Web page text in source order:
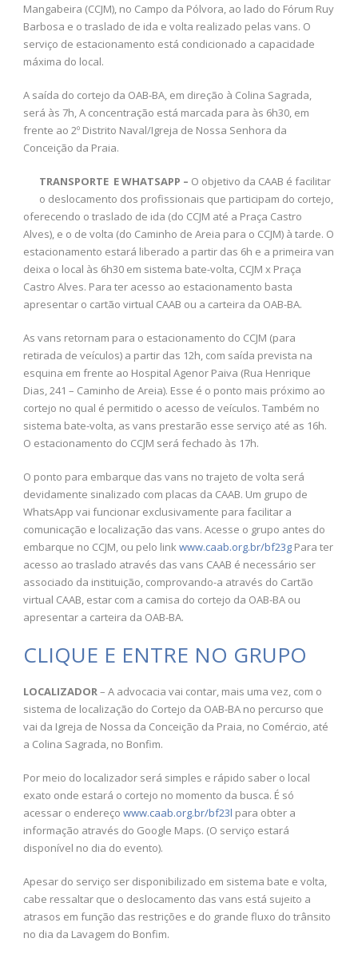
Mangabeira (CCJM), no Campo da Pólvora, ao lado do Fórum Ruy
Barbosa e o traslado de ida e volta realizado pelas vans. O
serviço de estacionamento está condicionado a capacidade
máxima do local.
A saída do cortejo da OAB-BA, em direção à Colina Sagrada,
será às 7h, A concentração está marcada para às 6h30, em
frente ao 2º Distrito Naval/Igreja de Nossa Senhora da
Conceição da Praia.
TRANSPORTE E WHATSAPP – O objetivo da CAAB é facilitar
o deslocamento dos profissionais que participam do cortejo,
oferecendo o traslado de ida (do CCJM até a Praça Castro
Alves), e o de volta (do Caminho de Areia para o CCJM) à tarde. O
estacionamento estará liberado a partir das 6h e a primeira van
deixa o local às 6h30 em sistema bate-volta, CCJM x Praça
Castro Alves. Para ter acesso ao estacionamento basta
apresentar o cartão virtual CAAB ou a carteira da OAB-BA.
As vans retornam para o estacionamento do CCJM (para
retirada de veículos) a partir das 12h, com saída prevista na
esquina em frente ao Hospital Agenor Paiva (Rua Henrique
Dias, 241 – Caminho de Areia). Esse é o ponto mais próximo ao
cortejo no qual é permitido o acesso de veículos. Também no
sistema bate-volta, as vans prestarão esse serviço até as 16h.
O estacionamento do CCJM será fechado às 17h.
O ponto para embarque das vans no trajeto de volta será
devidamente sinalizado com placas da CAAB. Um grupo de
WhatsApp vai funcionar exclusivamente para facilitar a
comunicação e localização das vans. Acesse o grupo antes do
embarque no CCJM, ou pelo linkwww.caab.org.br/bf23g Para ter
acesso ao traslado através das vans CAAB é necessário ser
associado da instituição, comprovando-a através do Cartão
virtual CAAB, estar com a camisa do cortejo da OAB-BA ou
apresentar a carteira da OAB-BA.
CLIQUE E ENTRE NO GRUPO
LOCALIZADOR– A advocacia vai contar, mais uma vez, com o
sistema de localização do Cortejo da OAB-BA no percurso que
vai da Igreja de Nossa da Conceição da Praia, no Comércio, até
a Colina Sagrada, no Bonfim.
Por meio do localizador será simples e rápido saber o local
exato onde estará o cortejo no momento da busca. É só
acessar o endereço www.caab.org.br/bf23l para obter a
informação através do Google Maps. (O serviço estará
disponível no dia do evento).
Apesar do serviço ser disponibilizado em sistema bate e volta,
cabe ressaltar que o deslocamento das vans está sujeito a
atrasos em função das restrições e do grande fluxo do trânsito
no dia da Lavagem do Bonfim.